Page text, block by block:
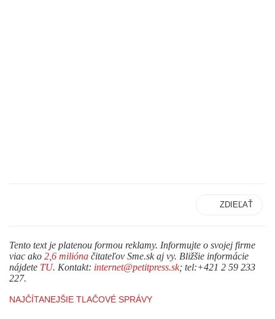
ZDIEĽAŤ
Tento text je platenou formou reklamy. Informujte o svojej firme
viac ako 2,6 milióna čitateľov Sme.sk aj vy. Bližšie informácie
nájdete TU. Kontakt: internet@petitpress.sk; tel:+421 2 59 233
227.
NAJČÍTANEJŠIE TLAČOVÉ SPRÁVY